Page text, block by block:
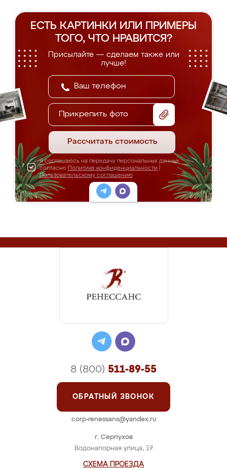
ЕСТЬ КАРТИНКИ ИЛИ ПРИМЕРЫ
ТОГО, ЧТО НРАВИТСЯ?
Присылайте — сделаем также или
лучше!
Прикрепить фото
Рассчитать стоимость
Я соглашаюсь на передачу персональных данных
согласно Политике конфиденциальности
Пользовательскому соглашению
г. Серпухов
Водонапорная улица, 17
СХЕМА ПРОЕЗДА
8 (800) 511-89-55
ОБРАТНЫЙ ЗВОНОК
corp-renessans@yandex.ru